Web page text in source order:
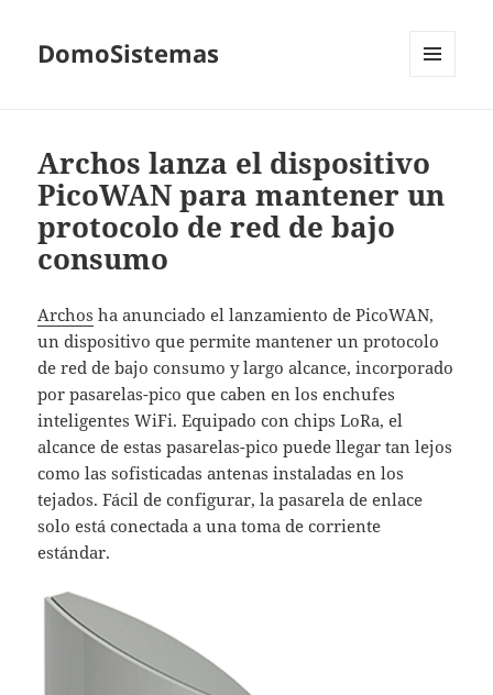
DomoSistemas
Archos lanza el dispositivo
PicoWAN para mantener un
protocolo de red de bajo
consumo
Archos ha anunciado el lanzamiento de PicoWAN,
un dispositivo que permite mantener un protocolo
de red de bajo consumo y largo alcance, incorporado
por pasarelas-pico que caben en los enchufes
inteligentes WiFi. Equipado con chips LoRa, el
alcance de estas pasarelas-pico puede llegar tan lejos
como las sofisticadas antenas instaladas en los
tejados. Fácil de configurar, la pasarela de enlace
solo está conectada a una toma de corriente
estándar.